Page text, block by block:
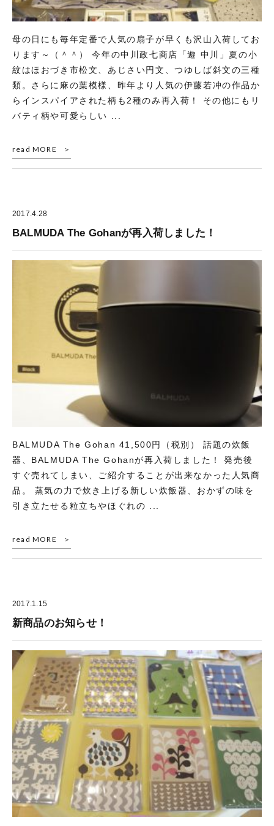
母の日にも毎年定番で人気の扇子が早くも沢山入荷してお
ります～（＾＾） 今年の中川政七商店「遊 中川」夏の小
紋はほおづき市松文、あじさい円文、つゆしば斜文の三種
類。さらに麻の葉模様、昨年より人気の伊藤若冲の作品か
らインスパイアされた柄も2種のみ再入荷！ その他にもリ
バティ柄や可愛らしい ...
read MORE
2017.4.28
BALMUDA The Gohanが再入荷しました！
BALMUDA The Gohan 41,500円（税別） 話題の炊飯
器、BALMUDA The Gohanが再入荷しました！ 発売後
すぐ売れてしまい、ご紹介することが出来なかった人気商
品。 蒸気の力で炊き上げる新しい炊飯器、おかずの味を
引き立たせる粒立ちやほぐれの ...
read MORE
2017.1.15
新商品のお知らせ！